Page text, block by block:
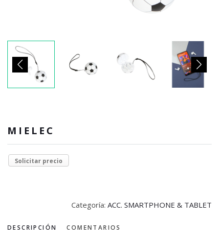
MIELEC
Solicitar precio
Categoría: ACC. SMARTPHONE & TABLET
DESCRIPCIÓN COMENTARIOS